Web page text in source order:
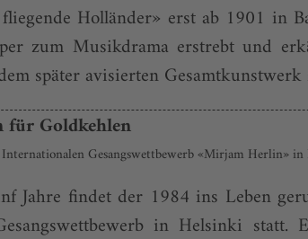
Holländer» erst ab 1901 in
zum Musikdrama erstrebt und
später avisierten
für Goldkehlen
Gesangswettbewerb «Mirjam Herlin»
Jahre findet der 1984 ins Leben
in Helsinki